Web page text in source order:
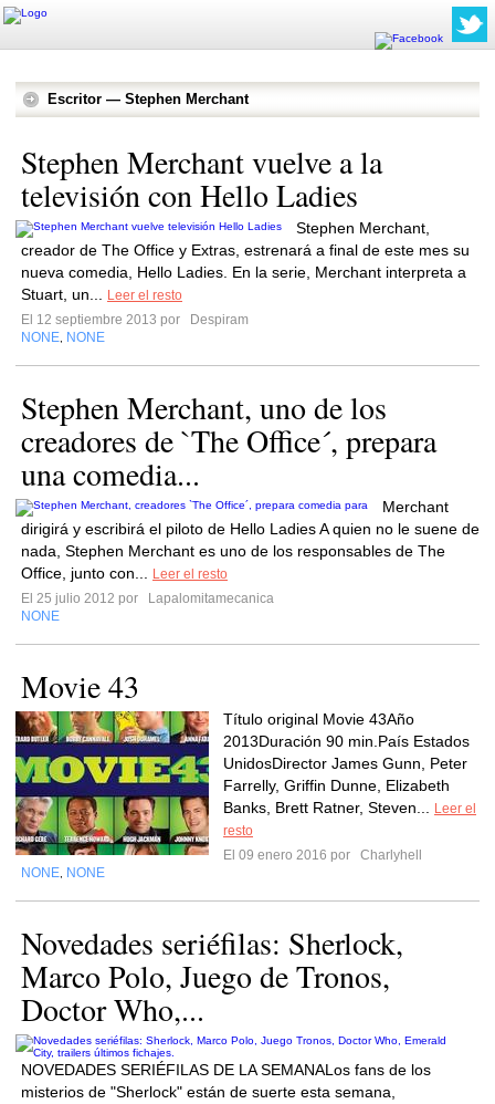
Escritor — Stephen Merchant
Stephen Merchant vuelve a la
televisión con Hello Ladies
Stephen Merchant,
creador de The Office y Extras, estrenará a final de este mes su
nueva comedia, Hello Ladies. En la serie, Merchant interpreta a
Stuart, un...
Leer el resto
El 12 septiembre 2013 por
Despiram
NONE NONE
Stephen Merchant, uno de los
creadores de `The Office´, prepara
una comedia...
Merchant
dirigirá y escribirá el piloto de Hello Ladies A quien no le suene de
nada, Stephen Merchant es uno de los responsables de The
Office, junto con...
Leer el resto
El 25 julio 2012 por
Lapalomitamecanica
NONE
Movie 43
Título original Movie 43Año
2013Duración 90 min.País Estados
UnidosDirector James Gunn, Peter
Farrelly, Griffin Dunne, Elizabeth
Banks, Brett Ratner, Steven...
Leer el
resto
El 09 enero 2016 por
Charlyhell
NONE NONE
Novedades seriéfilas: Sherlock,
Marco Polo, Juego de Tronos,
Doctor Who,...
NOVEDADES SERIÉFILAS DE LA SEMANALos fans de los
misterios de "Sherlock" están de suerte esta semana,